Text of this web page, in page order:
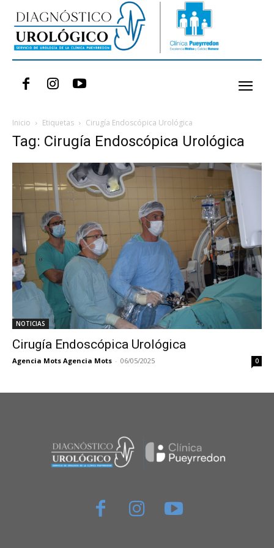
Inicio Etiquetas Cirugía Endoscópica Urológica
Tag: Cirugía Endoscópica Urológica
NOTICIAS
Cirugía Endoscópica Urológica
Agencia Mots Agencia Mots - 06/05/2025 0